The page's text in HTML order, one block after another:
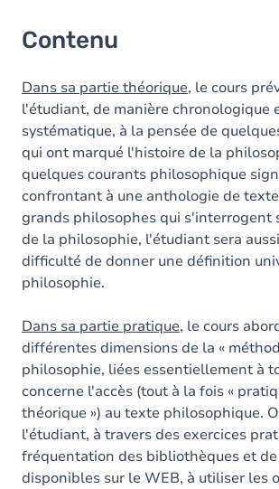
Contenu
Dans sa partie théorique, le cours
l'étudiant, de manière chronologique
systématique, à la pensée de
qui ont marqué l'histoire de la
quelques courants philosophique
confrontant à une anthologie de
grands philosophes qui s'interrogent
de la philosophie, l'étudiant sera
difficulté de donner une définition
philosophie.
Dans sa partie pratique, le cours
différentes dimensions de la «
philosophie, liées essentiellement à
concerne l'accès (tout à la fois «
théorique ») au texte philosophique.
l'étudiant, à travers des exercices
fréquentation des bibliothèques et de
disponibles sur le WEB, à utiliser les